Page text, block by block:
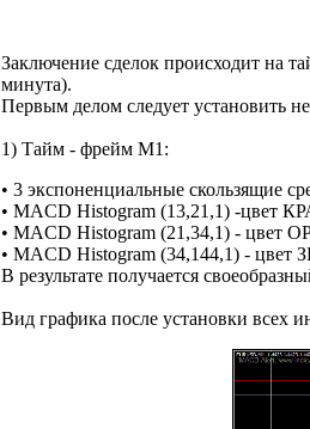
Заключение сделок происходит на
минута).
Первым делом следует установить
1) Тайм - фрейм M1:
• 3 экспоненциальные скользящие
• MACD Histogram (13,21,1) -цвет
• MACD Histogram (21,34,1) -
• MACD Histogram (34,144,1) -
В результате получается
Вид графика после установки всех